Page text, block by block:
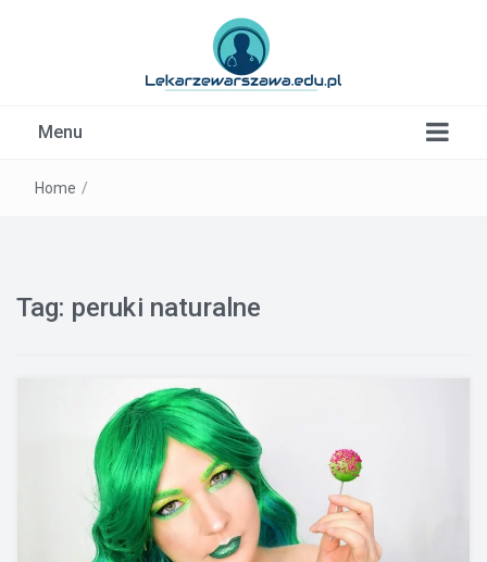
Menu
Home /
Tag: peruki naturalne